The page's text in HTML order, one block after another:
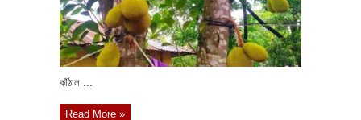
কাঁঠাল ...
Read More »